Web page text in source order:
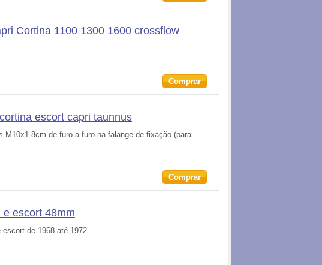
Cortina 1100 1300 1600 crossflow
Comprar
escort capri taunnus
8cm de furo a furo na falange de fixação (para...
Comprar
e escort 48mm
de 1968 até 1972